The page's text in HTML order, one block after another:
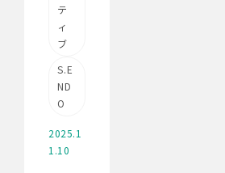
テ
ィ
ブ
S.E
ND
O
2025.1
1.10